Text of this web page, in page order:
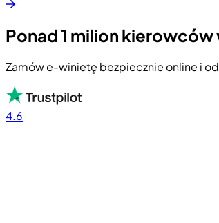
Ponad 1 milion kierowców
Zamów e-winietę bezpiecznie online i
4.6